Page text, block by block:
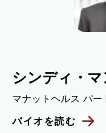
シンディ・マ
マナットヘルス パー
バイオを読む